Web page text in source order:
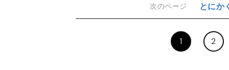
次のページ とにか
1 2